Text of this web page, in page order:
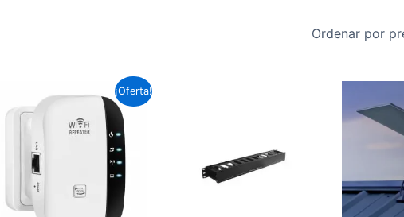
¡Oferta!
precio
$14.990.
precio
actual
es:
$12.990.